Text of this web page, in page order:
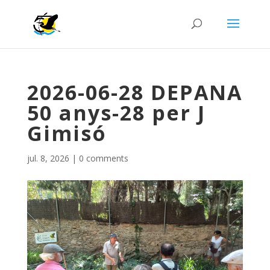
2026-06-28 DEPANA
50 anys-28 per J
Gimisó
jul. 8, 2026 | 0 comments